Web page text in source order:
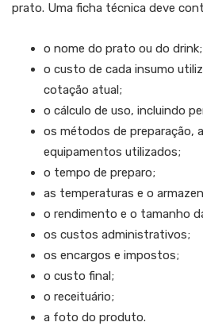
prato. Uma ficha técnica deve
o nome do prato ou do drink;
o custo de cada insumo
cotação atual;
o cálculo de uso, incluindo
os métodos de preparação,
equipamentos utilizados;
o tempo de preparo;
as temperaturas e o
o rendimento e o tamanho
os custos administrativos;
os encargos e impostos;
o custo final;
o receituário;
a foto do produto.